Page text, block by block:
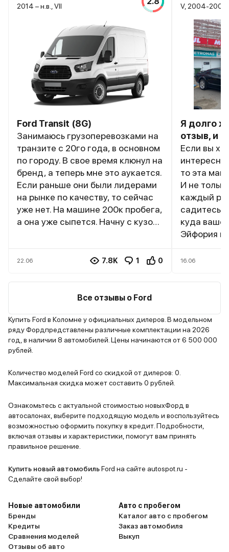
2014 – н.в., VII
Ford Transit (8G)
Занимаюсь грузоперевозками на
транзите с 20го года, в основном
по городу. В свое время клюнул на
бренд, а теперь мне это аукается.
Если раньше они были лидерами
на рынке по качеству, то сейчас
уже нет. На машине 200к пробега,
а она уже сыпется. Начну с кузова
мб соль на дорогах, но скорее
не у меня одного такая проблема.
Далее топливная система – я 4
оригинальная стоит 12к. Чувствую
скоро снова полетят, а где их
брать я уже не знаю, с запчастями
терпимо было, а теперь совсем
дорого ее обслуживать стало
22.06 7.8K 1 0
V, 2004-2009
Я долго
отзыв, и
Если вы
то эта
И не
каждый
садитесь,
куда
Эйфория
пасмурных
еду в
бибик
лишний
довольно
не как S
крутая
девки
внимание,
16.06
Все отзывы о Ford
Купить Ford в Коломне у официальных дилеров. В модельном
ряду Фордпредставлены различные комплектации на 2026
год, в наличии 8 автомобилей. Цены начинаются от 6 500 000
рублей.
Количество моделей Ford со скидкой от дилеров: 0.
Максимальная скидка может составить 0 рублей.
Ознакомьтесь с актуальной стоимостью новыхФорд в
автосалонах, выберите подходящую модель и воспользуйтесь
возможностью оформить покупку в кредит. Подробности,
включая отзывы и характеристики, помогут вам принять
правильное решение.
Купить новый автомобильFord на сайте autospot.ru -
Сделайте свой выбор!
Новые автомобили
Бренды
Кредиты
Сравнения моделей
Отзывы об авто
Авто с пробегом
Каталог авто с пробегом
Заказ автомобиля
Выкуп